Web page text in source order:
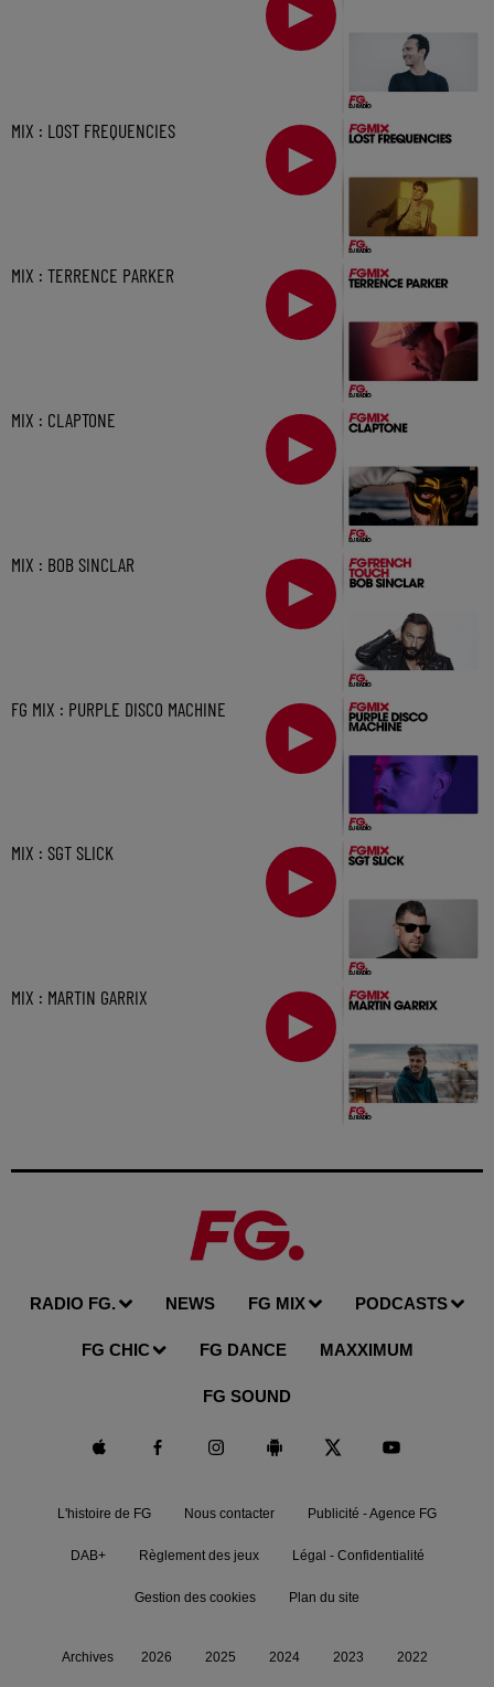
MIX : LOST FREQUENCIES
MIX : TERRENCE PARKER
MIX : CLAPTONE
MIX : BOB SINCLAR
FG MIX : PURPLE DISCO MACHINE
MIX : SGT SLICK
MIX : MARTIN GARRIX
RADIO FG. NEWS FG MIX PODCASTS
FG CHIC FG DANCE MAXXIMUM
FG SOUND
L'histoire de FG Nous contacter Publicité - Agence FG
DAB+ Règlement des jeux Légal - Confidentialité
Gestion des cookies Plan du site
Archives 2026 2025 2024 2023 2022